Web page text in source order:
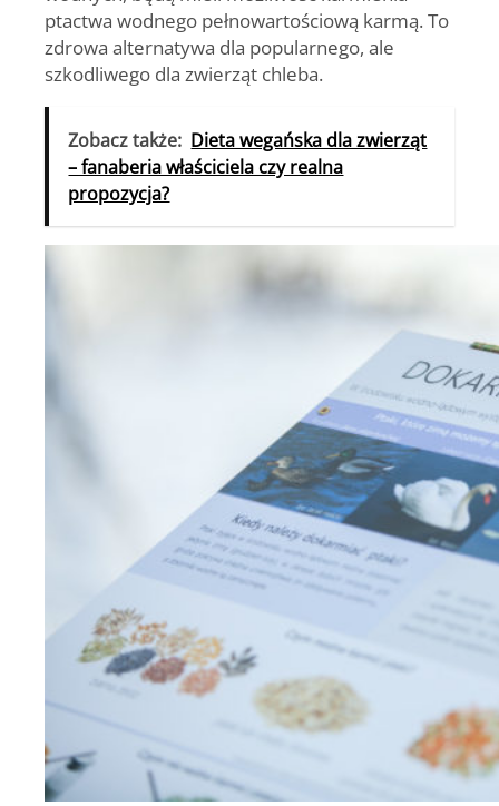
ptactwa wodnego pełnowartościową karmą. To
zdrowa alternatywa dla popularnego, ale
szkodliwego dla zwierząt chleba.
Zobacz także: Dieta wegańska dla zwierząt
– fanaberia właściciela czy realna
propozycja?